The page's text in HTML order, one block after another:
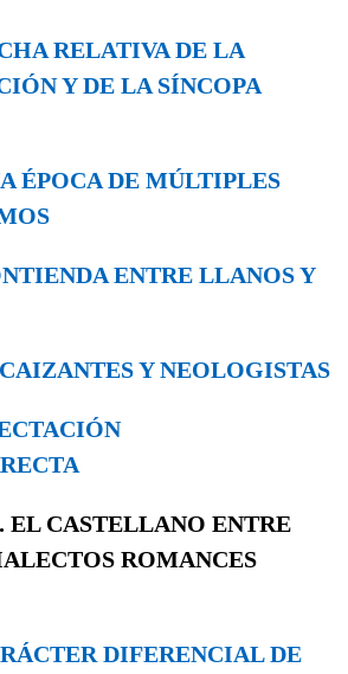
RELATIVA DE LA
Y DE LA SÍNCOPA
ÉPOCA DE MÚLTIPLES
ENTRE LLANOS Y
Y NEOLOGISTAS
CASTELLANO ENTRE
ROMANCES
DIFERENCIAL DE